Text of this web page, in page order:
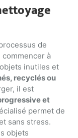
de
commencer à
inutiles et
recyclés ou
il est
et
permet de
sans stress.
objets